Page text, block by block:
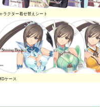
ラクター着せ替えシート
ケース